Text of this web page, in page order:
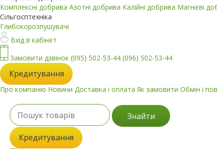
Комплексні добрива Азотні добрива Калійні добрива Магнієві
Сільгосптехніка
Глибокорозпушувачі
Вхід в кабінет
Замовити дзвінок (095) 502-53-44 (096) 502-53-44
Кредитування
Про компанію Новини Доставка і оплата Як замовити Обмін і
Знайти
Кредитування